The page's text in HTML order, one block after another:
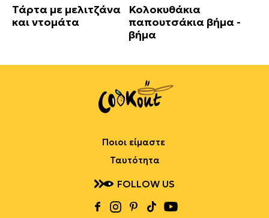
Τάρτα με μελιτζάνα
και ντομάτα
Κολοκυθάκια
παπουτσάκια βήμα -
βήμα
Ποιοι είμαστε
Ταυτότητα
FOLLOW US